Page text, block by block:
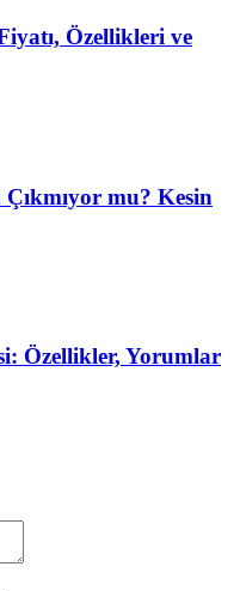
Özellikleri ve
mu? Kesin
Özellikler, Yorumlar